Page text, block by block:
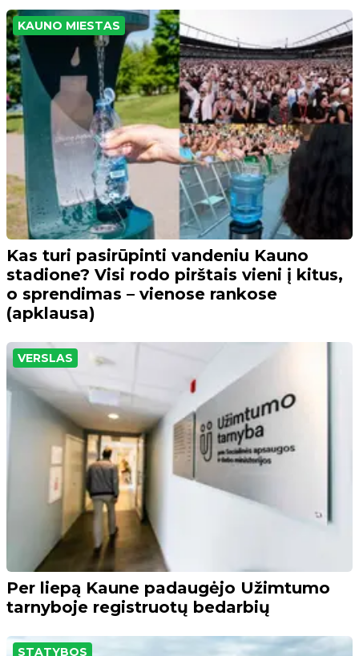
KAUNO MIESTAS
Kas turi pasirūpinti vandeniu Kauno
stadione? Visi rodo pirštais vieni į kitus,
o sprendimas – vienose rankose
(apklausa)
VERSLAS
Per liepą Kaune padaugėjo Užimtumo
tarnyboje registruotų bedarbių
STATYBOS